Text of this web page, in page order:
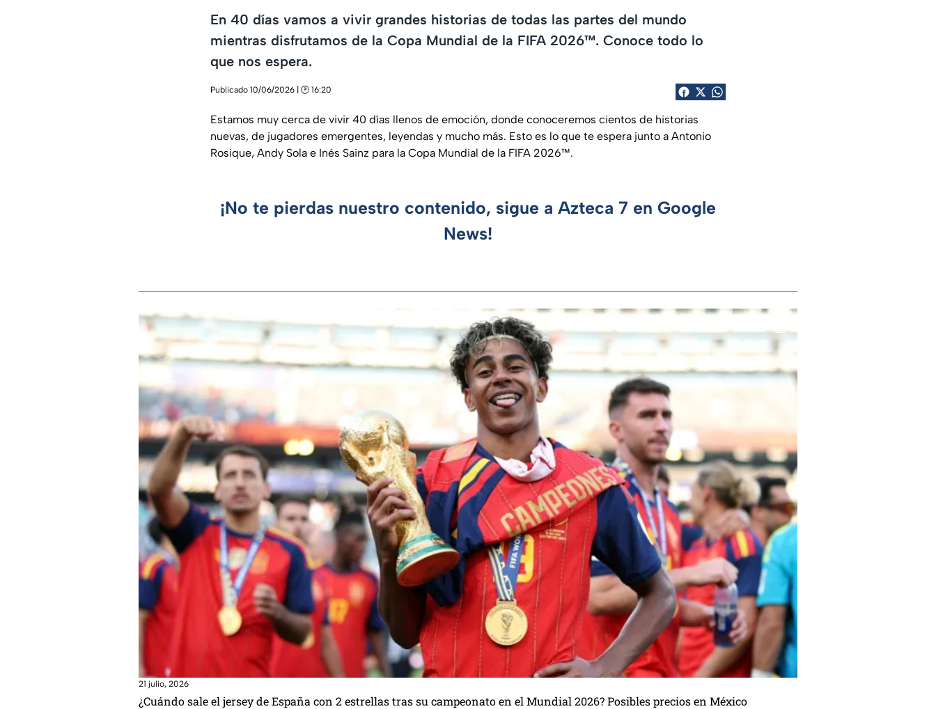
En 40 días vamos a vivir grandes historias de todas las partes del mundo
mientras disfrutamos de la Copa Mundial de la FIFA 2026™. Conoce todo lo
que nos espera.
Publicado 10/06/2026 | 🕑 16:20
Estamos muy cerca de vivir 40 días llenos de emoción, donde conoceremos cientos de historias
nuevas, de jugadores emergentes, leyendas y mucho más. Esto es lo que te espera junto a Antonio
Rosique, Andy Sola e Inés Sainz para la Copa Mundial de la FIFA 2026™.
¡No te pierdas nuestro contenido, sigue a Azteca 7 en Google
News!
21 julio, 2026
¿Cuándo sale el jersey de España con 2 estrellas tras su campeonato en el Mundial 2026? Posibles precios en México